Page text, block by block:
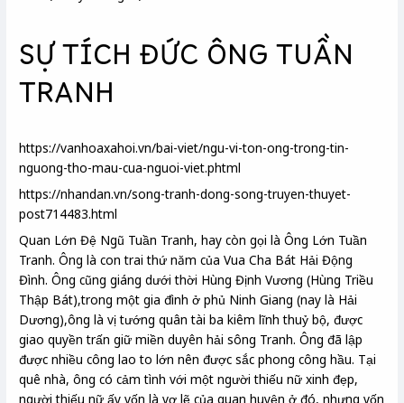
SỰ TÍCH ĐỨC ÔNG TUẦN
TRANH
https://vanhoaxahoi.vn/bai-viet/ngu-vi-ton-ong-trong-tin-
nguong-tho-mau-cua-nguoi-viet.phtml
https://nhandan.vn/song-tranh-dong-song-truyen-thuyet-
post714483.html
Quan Lớn Đệ Ngũ Tuần Tranh, hay còn gọi là Ông Lớn Tuần
Tranh. Ông là con trai thứ năm của Vua Cha Bát Hải Động
Đình. Ông cũng giáng dưới thời Hùng Định Vương (Hùng Triều
Thập Bát),trong một gia đình ở phủ Ninh Giang (nay là Hải
Dương),ông là vị tướng quân tài ba kiêm lĩnh thuỷ bộ, được
giao quyền trấn giữ miền duyên hải sông Tranh. Ông đã lập
được nhiều công lao to lớn nên được sắc phong công hầu. Tại
quê nhà, ông có cảm tình với một người thiếu nữ xinh đẹp,
người thiếu nữ ấy vốn là vợ lẽ của quan huyện ở đó, nhưng vốn